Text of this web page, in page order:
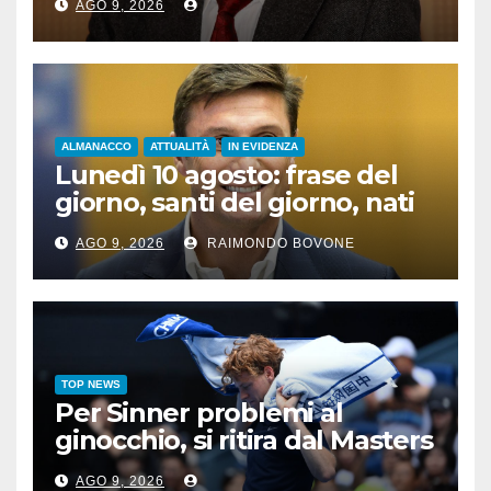
AGO 9, 2026
ALMANACCO ATTUALITÀ IN EVIDENZA
Lunedì 10 agosto: frase del
giorno, santi del giorno, nati
famosi, accadde oggi
AGO 9, 2026 RAIMONDO BOVONE
TOP NEWS
Per Sinner problemi al
ginocchio, si ritira dal Masters
1000 di Cincinnati
AGO 9, 2026